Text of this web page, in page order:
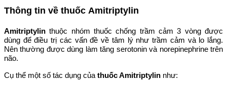
Thông tin về thuốc Amitriptylin
Amitriptylin thuộc nhóm thuốc chống trầm cảm 3 vòng được
dùng để điều trị các vấn đề về tâm lý như trầm cảm và lo lắng.
Nên thường được dùng làm tăng serotonin và norepinephrine trên
não.
Cụ thể một số tác dụng của thuốc Amitriptylin như: